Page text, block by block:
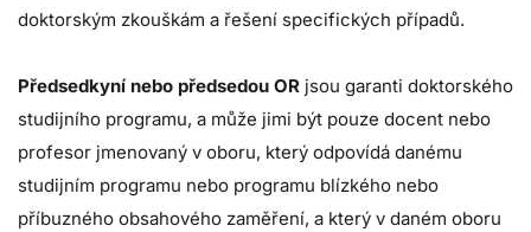
doktorským zkouškám a řešení specifických případů.
Předsedkyní nebo předsedou OR jsou garanti doktorského
studijního programu, a může jimi být pouze docent nebo
profesor jmenovaný v oboru, který odpovídá danému
studijním programu nebo programu blízkého nebo
příbuzného obsahového zaměření, a který v daném oboru